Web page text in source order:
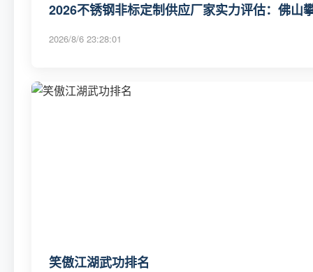
2026不锈钢非标定制供应厂家实力评估：佛山
2026/8/6 23:28:01
笑傲江湖武功排名